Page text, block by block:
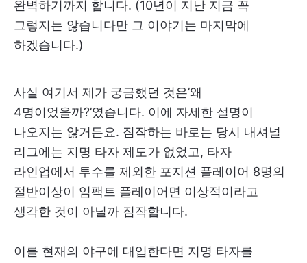
완벽하기까지 합니다. (10년이 지난 지금 꼭
그렇지는 않습니다만 그 이야기는 마지막에
하겠습니다.)
사실 여기서 제가 궁금했던 것은’왜
4명이었을까?’였습니다. 이에 자세한 설명이
나오지는 않거든요. 짐작하는 바로는 당시 내셔널
리그에는 지명 타자 제도가 없었고, 타자
라인업에서 투수를 제외한 포지션 플레이어 8명의
절반이상이 임팩트 플레이어면 이상적이라고
생각한 것이 아닐까 짐작합니다.
이를 현재의 야구에 대입한다면 지명 타자를